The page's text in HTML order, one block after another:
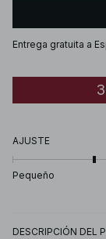
Entrega gratuita a
AJUSTE
Pequeño
DESCRIPCIÓN DEL